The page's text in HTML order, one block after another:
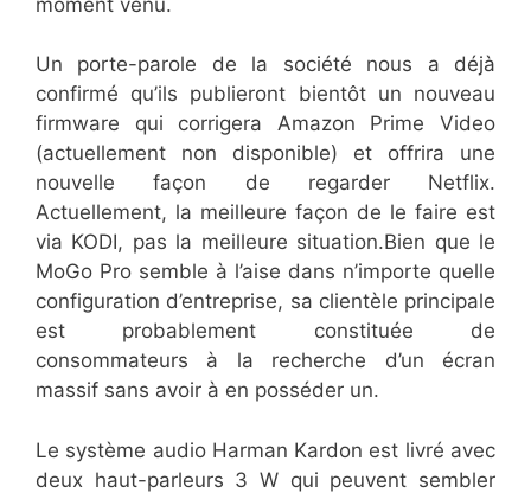
Un porte-parole de la société nous a déjà
confirmé qu’ils publieront bientôt un nouveau
firmware qui corrigera Amazon Prime Video
(actuellement non disponible) et offrira une
nouvelle façon de regarder Netflix.
Actuellement, la meilleure façon de le faire est
via KODI, pas la meilleure situation.Bien que le
MoGo Pro semble à l’aise dans n’importe quelle
configuration d’entreprise, sa clientèle principale
est probablement constituée de
consommateurs à la recherche d’un écran
massif sans avoir à en posséder un.
Le système audio Harman Kardon est livré avec
deux haut-parleurs 3 W qui peuvent sembler